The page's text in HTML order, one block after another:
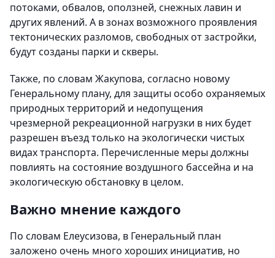
потоками, обвалов, оползней, снежных лавин и
других явлений. А в зонах возможного проявления
тектонических разломов, свободных от застройки,
будут созданы парки и скверы.
Также, по словам Жакупова, согласно новому
Генеральному плану, для защиты особо охраняемых
природных территорий и недопущения
чрезмерной рекреационной нагрузки в них будет
разрешен въезд только на экологически чистых
видах транспорта. Перечисленные меры должны
повлиять на состояние воздушного бассейна и на
экологическую обстановку в целом.
Важно мнение каждого
По словам Елеусизова, в Генеральный план
заложено очень много хороших инициатив, но